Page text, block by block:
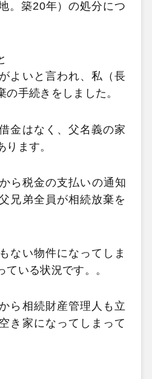
。築20年）の処分につ
よいと言われ、私（長
の手続きをしました。
金はなく、父名義の家
ます。
ら税金の支払いの通知
兄弟全員が相続放棄を
ない物件になってしま
ている状況です。。
ら相続財産管理人も立
き家になってしまって